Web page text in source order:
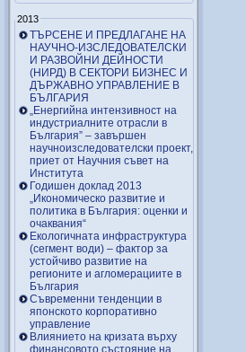
2013
ТЪРСЕНЕ И ПРЕДЛАГАНЕ НА
НАУЧНО-ИЗСЛЕДОВАТЕЛСКИ
И РАЗВОЙНИ ДЕЙНОСТИ
(НИРД) В СЕКТОРИ БИЗНЕС И
ДЪРЖАВНО УПРАВЛЕНИЕ В
БЪЛГАРИЯ
„Енергийна интензивност на
индустриалните отрасли в
България” – завършен
научноизследователски проект,
приет от Научния съвет на
Института
Годишен доклад 2013
„Икономическо развитие и
политика в България: оценки и
очаквания“
Екологичната инфраструктура
(сегмент води) – фактор за
устойчиво развитие на
регионите и агломерациите в
България
Съвременни тенденции в
японското корпоративно
управление
Влиянието на кризата върху
финансовото състояние на